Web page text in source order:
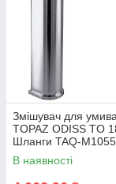
Змішувач для
TOPAZ ODISS TO
Шланги TAQ-M1055
В наявності